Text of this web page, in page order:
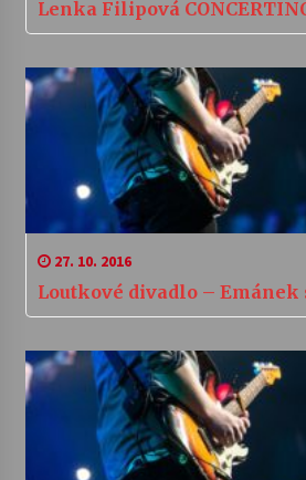
Lenka Filipová
27. 10. 2016
Loutkové divadlo – Emánek